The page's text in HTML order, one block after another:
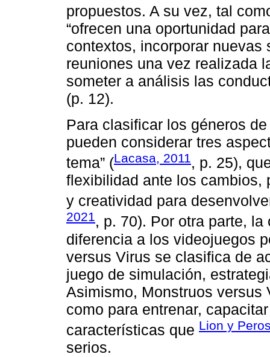
propuestos. A su vez, tal
“ofrecen una oportunidad
contextos, incorporar
reuniones una vez realizada
someter a análisis las
(p. 12).
Para clasificar los géneros
pueden considerar tres
tema” (Lacasa, 2011, p. 25),
flexibilidad ante los cambios,
y creatividad para
2021, p. 70). Por otra parte,
diferencia a los videojuegos
versus Virus se clasifica de
juego de simulación,
Asimismo, Monstruos versus
como para entrenar,
características que Lion y
serios.